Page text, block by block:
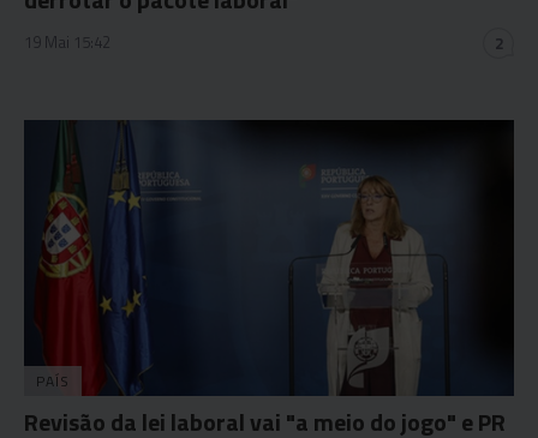
19 Mai 15:42 2
PAÍS
Revisão da lei laboral vai "a meio do jogo" e PR